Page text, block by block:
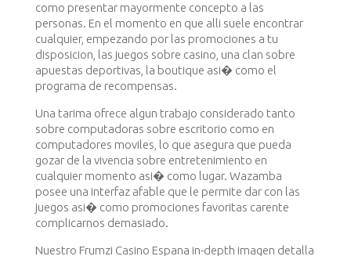
como presentar mayormente concepto a las
personas. En el momento en que alli suele encontrar
cualquier, empezando por las promociones a tu
disposicion, las juegos sobre casino, una clan sobre
apuestas deportivas, la boutique asi� como el
programa de recompensas.
Una tarima ofrece algun trabajo considerado tanto
sobre computadoras sobre escritorio como en
computadores moviles, lo que asegura que pueda
gozar de la vivencia sobre entretenimiento en
cualquier momento asi� como lugar. Wazamba
posee una interfaz afable que le permite dar con las
juegos asi� como promociones favoritas carente
complicarnos demasiado.
Nuestro Frumzi Casino Espana in-depth imagen detalla